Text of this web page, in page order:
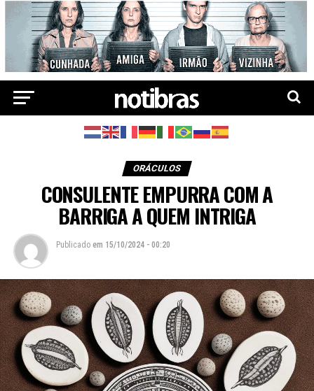
ORÁCULOS
CONSULENTE EMPURRA COM A
BARRIGA A QUEM INTRIGA
Publicado em 15/10/2024 - 00:20